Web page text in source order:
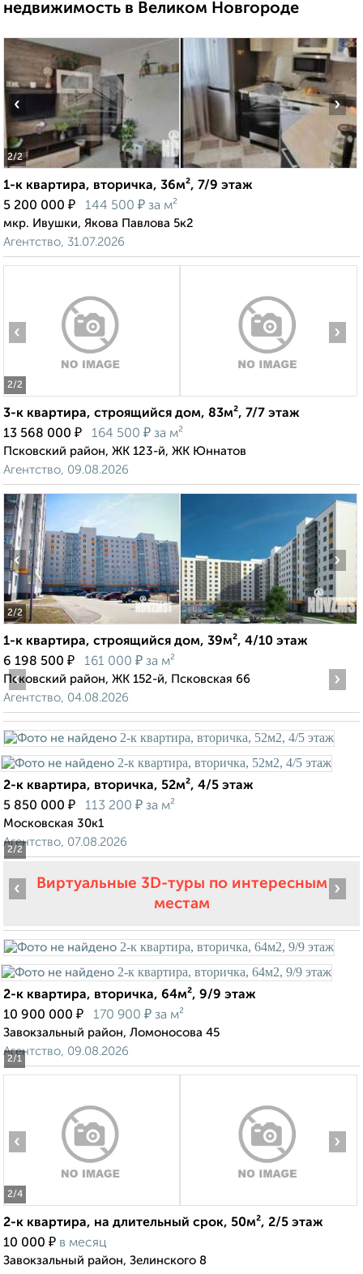
недвижимость в Великом Новгороде
2/2
‹ ›
1-к квартира, вторичка, 36м², 7/9 этаж
5 200 000 ₽ 144 500 ₽ за м²
мкр. Ивушки, Якова Павлова 5к2
Агентство, 31.07.2026
2/2
‹ ›
3-к квартира, строящийся дом, 83м², 7/7 этаж
13 568 000 ₽ 164 500 ₽ за м²
Псковский район, ЖК 123-й, ЖК Юннатов
Агентство, 09.08.2026
2/2
‹ ›
1-к квартира, строящийся дом, 39м², 4/10 этаж
6 198 500 ₽ 161 000 ₽ за м²
Псковский район, ЖК 152-й, Псковская 66
Агентство, 04.08.2026
2/2
‹ ›
2-к квартира, вторичка, 52м², 4/5 этаж
5 850 000 ₽ 113 200 ₽ за м²
Московская 30к1
Агентство, 07.08.2026
Виртуальные 3D-туры по интересным
местам
2/1
‹ ›
2-к квартира, вторичка, 64м², 9/9 этаж
10 900 000 ₽ 170 900 ₽ за м²
Завокзальный район, Ломоносова 45
Агентство, 09.08.2026
2/4
‹ ›
2-к квартира, на длительный срок, 50м², 2/5 этаж
10 000 ₽ в месяц
Завокзальный район, Зелинского 8